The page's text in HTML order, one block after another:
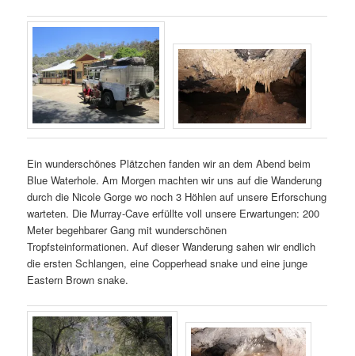
Ein wunderschönes Plätzchen fanden wir an dem Abend beim
Blue Waterhole. Am Morgen machten wir uns auf die Wanderung
durch die Nicole Gorge wo noch 3 Höhlen auf unsere Erforschung
warteten. Die Murray-Cave erfüllte voll unsere Erwartungen: 200
Meter begehbarer Gang mit wunderschönen
Tropfsteinformationen. Auf dieser Wanderung sahen wir endlich
die ersten Schlangen, eine Copperhead snake und eine junge
Eastern Brown snake.